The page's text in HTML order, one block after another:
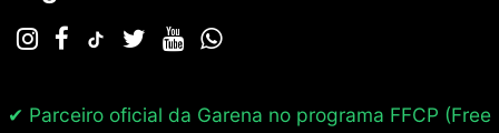
✔ Parceiro oficial da Garena no programa FFCP (Free